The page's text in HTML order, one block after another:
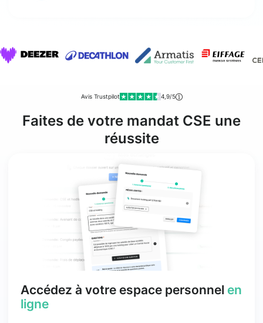
Avis Trustpilot 4,9/5
Faites de votre mandat CSE une
réussite
Accédez à votre espace personnel en
ligne